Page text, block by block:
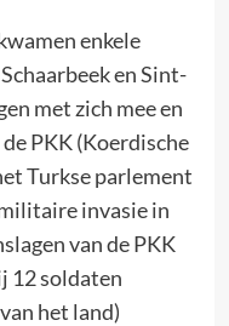
enkele
en Sint-
met zich mee en
PKK (Koerdische
Turkse parlement
invasie in
van de PKK
12 soldaten
het land)